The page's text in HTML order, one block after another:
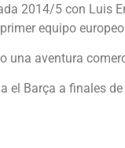
2014/5 con Luis
equipo
una aventura
el Barça a finales